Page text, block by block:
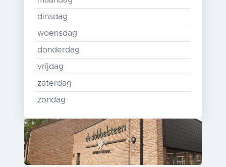
dinsdag
woensdag
donderdag
vrijdag
zaterdag
zondag